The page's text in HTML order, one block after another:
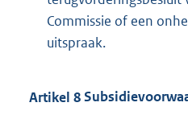
Commissie of een
uitspraak.
Artikel 8